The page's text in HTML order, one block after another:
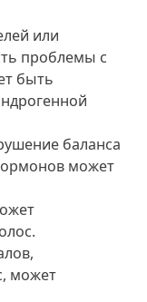
или
проблемы с
быть
баланса
может
может